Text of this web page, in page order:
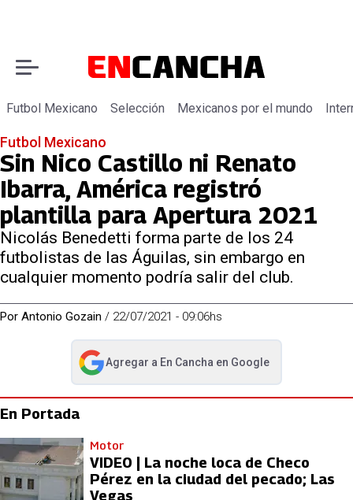
Futbol Mexicano Selección Mexicanos por el mundo
Futbol Mexicano
Sin Nico Castillo ni Renato
Ibarra, América registró
plantilla para Apertura 2021
Nicolás Benedetti forma parte de los 24
futbolistas de las Águilas, sin embargo en
cualquier momento podría salir del club.
Por Antonio Gozain / 22/07/2021 - 09:06hs
Agregar a En Cancha en Google
abre en nueva pestaña
En Portada
Motor
VIDEO | La noche loca de Checo
Pérez en la ciudad del pecado; Las
Vegas